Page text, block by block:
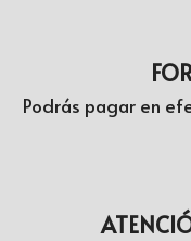
Podrás pagar en